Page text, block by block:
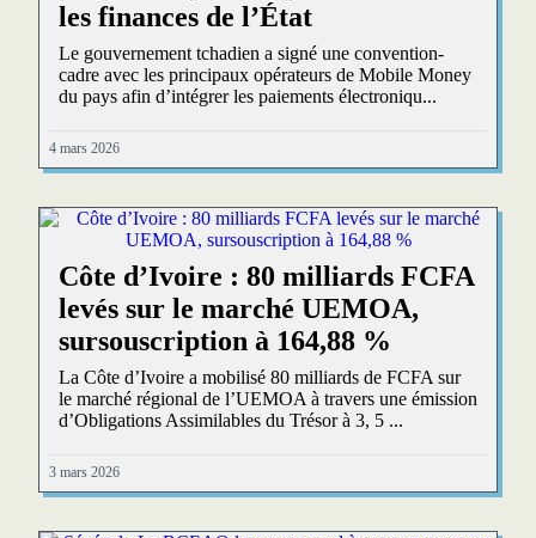
les finances de l’État
Le gouvernement tchadien a signé une convention-
cadre avec les principaux opérateurs de Mobile Money
du pays afin d’intégrer les paiements électroniqu...
4 mars 2026
Côte d’Ivoire : 80 milliards FCFA
levés sur le marché UEMOA,
sursouscription à 164,88 %
La Côte d’Ivoire a mobilisé 80 milliards de FCFA sur
le marché régional de l’UEMOA à travers une émission
d’Obligations Assimilables du Trésor à 3, 5 ...
3 mars 2026